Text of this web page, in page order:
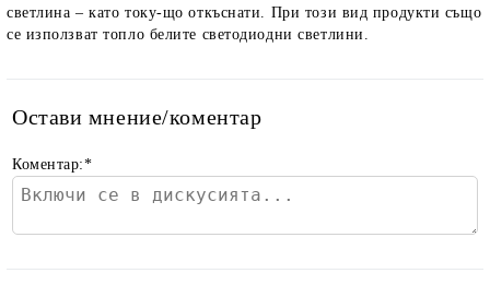
светлина – като току-що откъснати. При този вид продукти също
се използват топло белите светодиодни светлини.
Остави мнение/коментар
Коментар:*